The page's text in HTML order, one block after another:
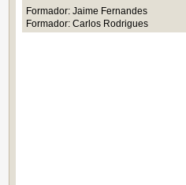
Formador: Jaime Fernandes
Formador: Carlos Rodrigues